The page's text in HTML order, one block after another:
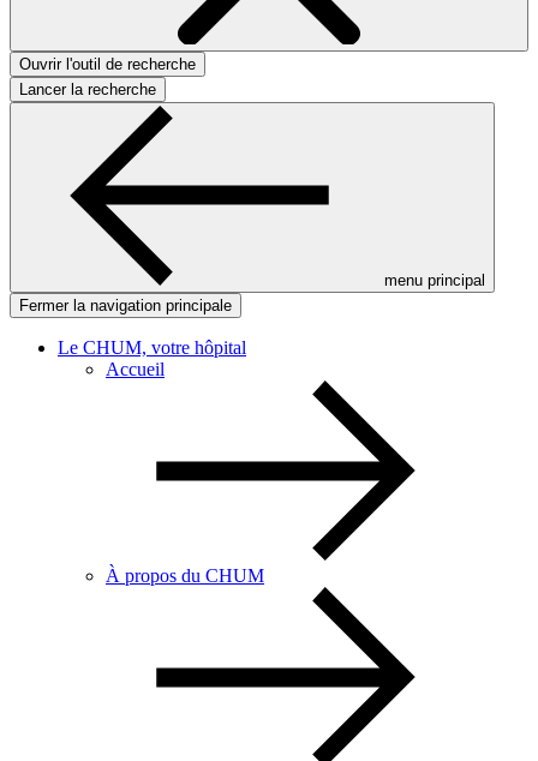
Ouvrir l'outil de recherche
Lancer la recherche
menu principal
Fermer la navigation principale
Le CHUM, votre hôpital
Accueil
À propos du CHUM